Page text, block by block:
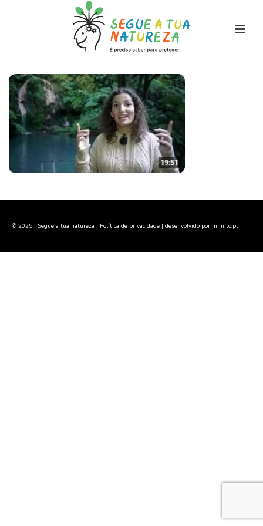
© 2025 | Segue a tua natureza | Política de privacidade | desenvolvido por infinito.pt